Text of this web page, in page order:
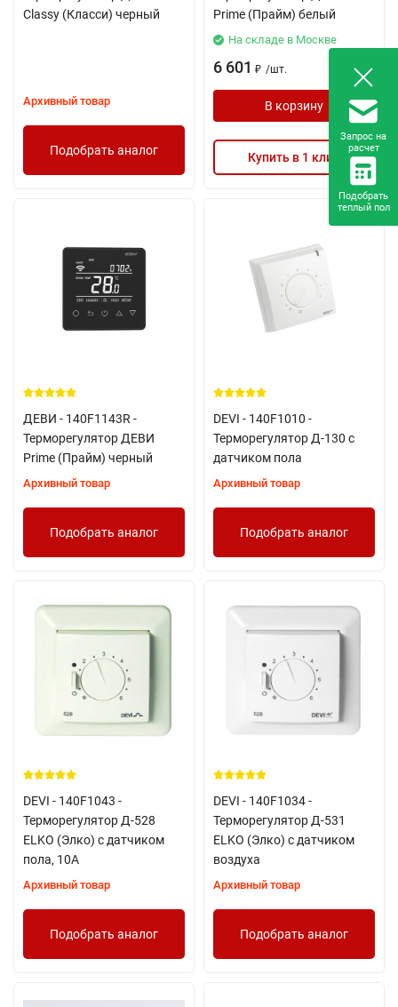
Classy (Класси) черный
Архивный товар
Подобрать аналог
Prime (Прайм) белый
На складе в Москве
6 601 ₽ /шт.
В корзину
Купить в 1 клик
ДЕВИ - 140F1143R -
Терморегулятор ДЕВИ
Prime (Прайм) черный
Архивный товар
Подобрать аналог
DEVI - 140F1010 -
Терморегулятор Д-130 с
датчиком пола
Архивный товар
Подобрать аналог
DEVI - 140F1043 -
Терморегулятор Д-528
ELKO (Элко) с датчиком
пола, 10А
Архивный товар
Подобрать аналог
DEVI - 140F1034 -
Терморегулятор Д-531
ELKO (Элко) с датчиком
воздуха
Архивный товар
Подобрать аналог
Запрос на
расчет
Подобрать
теплый пол